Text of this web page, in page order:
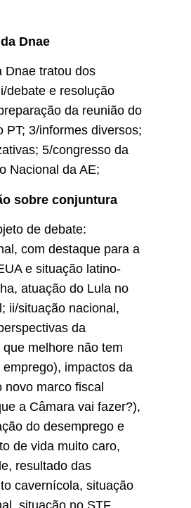
Dnae
Dnae tratou dos
debate e resolução
da reunião do
PT; 3/informes diversos;
5/congresso da
Nacional da AE;
sobre conjuntura
de debate:
com destaque para a
e situação latino-
atuação do Lula no
ii/situação nacional,
da
melhore não tem
impactos da
marco fiscal
a Câmara vai fazer?),
do desemprego e
de vida muito caro,
resultado das
cavernícola, situação